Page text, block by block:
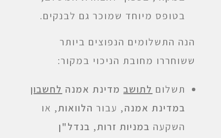
בטופס מיוחד שמוכר גם לבנקים.
הנה התשלומים הנפוצים ביותר
ששוחררו מחובת הניכוי במקור:
תשלום לתושבמדינת אמנה לחשבון
במדינת אמנה, עבור הלוואות, או
השקעה במניות זרות, בנדל"ן